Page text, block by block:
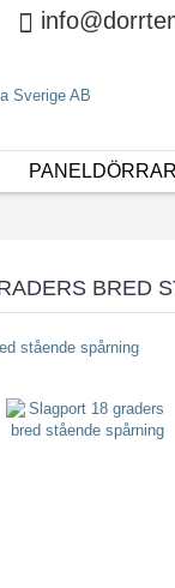
PANELDÖRRAR
BRED